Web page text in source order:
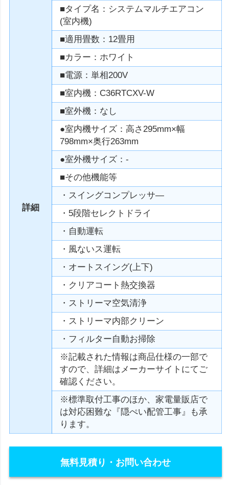
詳細
■タイプ名：システムマルチエアコン
(室内機)
■適用畳数：12畳用
■カラー：ホワイト
■電源：単相200V
■室内機：C36RTCXV-W
■室外機：なし
●室内機サイズ：高さ295mm×幅
798mm×奥行263mm
●室外機サイズ：-
■その他機能等
・スイングコンプレッサ—
・5段階セレクトドライ
・自動運転
・風ないス運転
・オートスイング(上下)
・クリアコート熱交換器
・ストリーマ空気清浄
・ストリーマ内部クリーン
・フィルター自動お掃除
※記載された情報は商品仕様の一部で
すので、詳細はメーカーサイトにてご
確認ください。
※標準取付工事のほか、家電量販店で
は対応困難な『隠ぺい配管工事』も承
ります。
無料見積り・お問い合わせ